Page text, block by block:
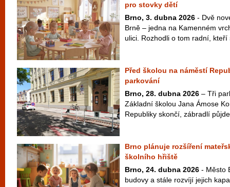
pro stovky dětí
Brno, 3. dubna 2026 - Dvě
Brně – jedna na Kamenném
ulici. Rozhodli o tom radní, kteří
Před školou na náměstí
parkování
Brno, 28. dubna 2026 – Tři
Základní školou Jana Ámose
Republiky skončí, zábradlí
Brno plánuje rozšíření
školního hřiště
Brno, 24. dubna 2026 - Město
budovy a stále rozvíjí jejich